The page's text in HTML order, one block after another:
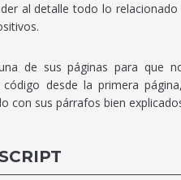
al detalle todo lo relacionado
de sus páginas para que
desde la primera
con sus párrafos bien